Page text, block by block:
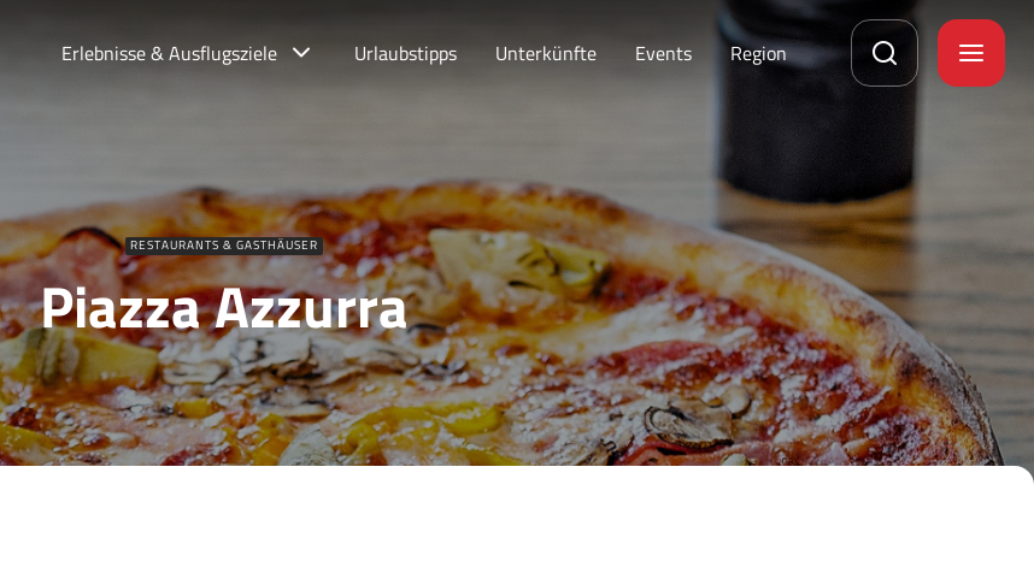
Erlebnisse & Ausflugsziele Urlaubstipps Unterkünfte Events Region
RESTAURANTS & GASTHÄUSER
Piazza Azzurra